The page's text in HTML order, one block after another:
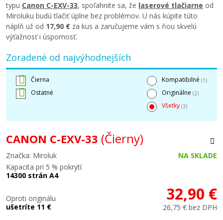
typu Canon C-EXV-33, spoľahnite sa, že laserové tlačiarne od
Miroluku budú tlačiť úplne bez problémov. U nás kúpite túto
náplň už od 17,90 € za kus a zaručujeme vám s ňou skvelú
výťažnosť i úspornosť.
Zoradené od najvýhodnejších
Čierna
Ostatné
Kompatibilné (1)
Originálne (2)
Všetky (3)
CANON C-EXV-33 (Čierny)
Značka: Miroluk
NA SKLADE
Kapacita pri 5 % pokrytí
14300 strán A4
Oproti originálu
ušetríte 11 €
32,90 €
26,75 € bez DPH